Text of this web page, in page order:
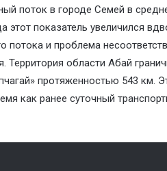
поток в городе Семей в
этот показатель увеличился
потока и проблема
Территория области Абай
протяженностью 543 км.
как ранее суточный